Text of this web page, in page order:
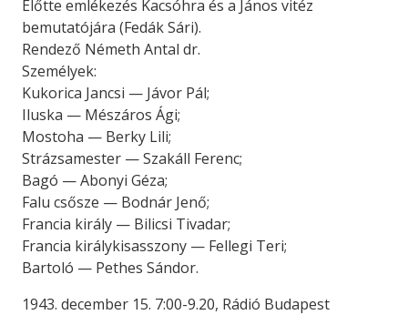
Előtte emlékezés Kacsóhra és a János vitéz
bemutatójára (Fedák Sári).
Rendező Németh Antal dr.
Személyek:
Kukorica Jancsi — Jávor Pál;
Iluska — Mészáros Ági;
Mostoha — Berky Lili;
Strázsamester — Szakáll Ferenc;
Bagó — Abonyi Géza;
Falu csősze — Bodnár Jenő;
Francia király — Bilicsi Tivadar;
Francia királykisasszony — Fellegi Teri;
Bartoló — Pethes Sándor.
1943. december 15. 7:00-9.20, Rádió Budapest